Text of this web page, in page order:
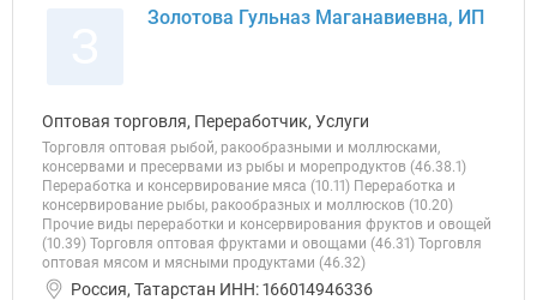
Золотова Гульназ Маганавиевна, ИП
Оптовая торговля, Переработчик, Услуги
Торговля оптовая рыбой, ракообразными и моллюсками,
консервами и пресервами из рыбы и морепродуктов (46.38.1)
Переработка и консервирование мяса (10.11) Переработка и
консервирование рыбы, ракообразных и моллюсков (10.20)
Прочие виды переработки и консервирования фруктов и овощей
(10.39) Торговля оптовая фруктами и овощами (46.31) Торговля
оптовая мясом и мясными продуктами (46.32)
Россия, Татарстан ИНН: 166014946336